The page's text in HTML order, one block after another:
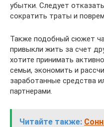
убытки. Следует
сократить траты и
Также подобный сюжет
привыкли жить за счет
хотите принимать
семьи, экономить и
заработанные средства
партнерами.
Читайте также: